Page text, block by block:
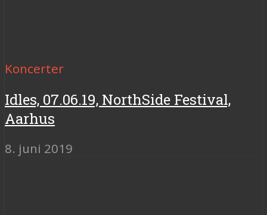
Koncerter
Idles, 07.06.19, NorthSide Festival,
Aarhus
8. juni 2019